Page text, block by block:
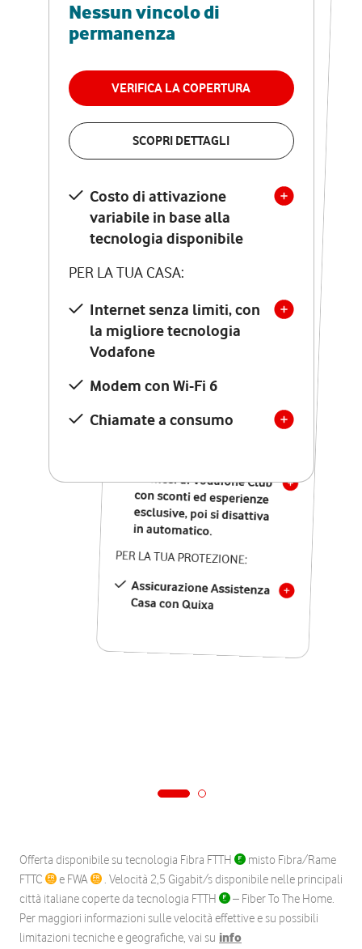
Nessun vincolo di
permanenza
VERIFICA LA COPERTURA
SCOPRI DETTAGLI
Costo di attivazione
variabile in base alla
tecnologia disponibile
PER LA TUA CASA:
Internet senza limiti, con
la migliore tecnologia
Vodafone
Modem con Wi-Fi 6
Chiamate a consumo
RETE FISSA + VODAFONE CLUB
29,95€
permanenza
VERIFICA LA COPERTURA
Costo di attivazione
variabile in base alla
tecnologia disponibile
PER LA TUA CASA:
Internet senza limiti, con
la migliore tecnologia
Vodafone
Modem Seven con Wi-Fi 7
Chiamate illimitate verso
numeri fissi e mobili
nazionali
12 mesi di Vodafone Club
con sconti ed esperienze
esclusive, poi si disattiva
in automatico.
PER LA TUA PROTEZIONE:
Assicurazione Assistenza
Casa con Quixa
Offerta disponibile su tecnologia Fibra FTTH
misto Fibra/Rame
FTTC
e FWA
. Velocità 2,5 Gigabit/s disponibile nelle principali
città italiane coperte da tecnologia FTTH
– Fiber To The Home.
Per maggiori informazioni sulle velocità effettive e su possibili
limitazioni tecniche e geografiche, vai su info